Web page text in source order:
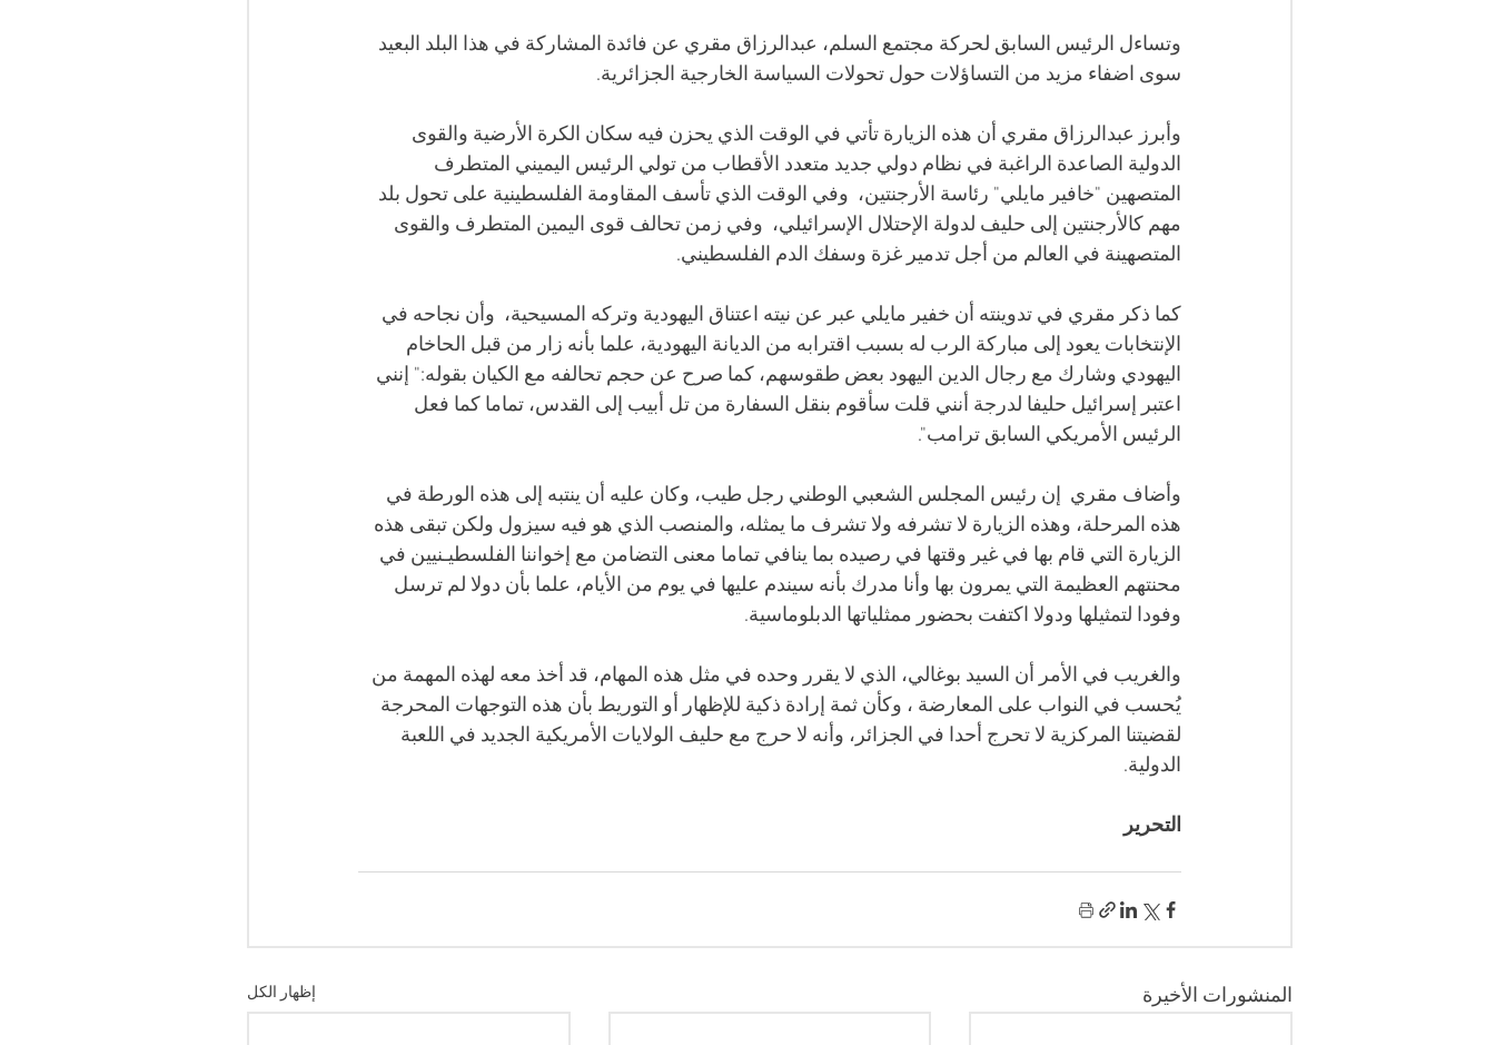
وتساءل الرئيس السابق لحركة مجتمع السلم، عبدالرزاق مقري عن فائدة المشاركة في هذا البلد البعيد
سوى اضفاء مزيد من التساؤلات حول تحولات السياسة الخارجية الجزائرية.
وأبرز عبدالرزاق مقري أن هذه الزيارة تأتي في الوقت الذي يحزن فيه سكان الكرة الأرضية والقوى
الدولية الصاعدة الراغبة في نظام دولي جديد متعدد الأقطاب من تولي الرئيس اليميني المتطرف
المتصهين "خافير مايلي" رئاسة الأرجنتين،  وفي الوقت الذي تأسف المقاومة الفلسطينية على تحول بلد
مهم كالأرجنتين إلى حليف لدولة الإحتلال الإسرائيلي،  وفي زمن تحالف قوى اليمين المتطرف والقوى
المتصهينة في العالم من أجل تدمير غزة وسفك الدم الفلسطيني.
كما ذكر مقري في تدوينته أن خفير مايلي عبر عن نيته اعتناق اليهودية وتركه المسيحية،  وأن نجاحه في
الإنتخابات يعود إلى مباركة الرب له بسبب اقترابه من الديانة اليهودية، علما بأنه زار من قبل الحاخام
اليهودي وشارك مع رجال الدين اليهود بعض طقوسهم، كما صرح عن حجم تحالفه مع الكيان بقوله:" إنني
اعتبر إسرائيل حليفا لدرجة أنني قلت سأقوم بنقل السفارة من تل أبيب إلى القدس، تماما كما فعل
الرئيس الأمريكي السابق ترامب".
وأضاف مقري  إن رئيس المجلس الشعبي الوطني رجل طيب، وكان عليه أن ينتبه إلى هذه الورطة في
هذه المرحلة، وهذه الزيارة لا تشرفه ولا تشرف ما يمثله، والمنصب الذي هو فيه سيزول ولكن تبقى هذه
الزيارة التي قام بها في غير وقتها في رصيده بما ينافي تماما معنى التضامن مع إخواننا الفلسطيـنيين في
محنتهم العظيمة التي يمرون بها وأنا مدرك بأنه سيندم عليها في يوم من الأيام، علما بأن دولا لم ترسل
وفودا لتمثيلها ودولا اكتفت بحضور ممثلياتها الدبلوماسية.
والغريب في الأمر أن السيد بوغالي، الذي لا يقرر وحده في مثل هذه المهام، قد أخذ معه لهذه المهمة من
يُحسب في النواب على المعارضة ، وكأن ثمة إرادة ذكية للإظهار أو التوريط بأن هذه التوجهات المحرجة
لقضيتنا المركزية لا تحرج أحدا في الجزائر، وأنه لا حرج مع حليف الولايات الأمريكية الجديد في اللعبة
الدولية.
التحرير
المنشورات الأخيرة إظهار الكل